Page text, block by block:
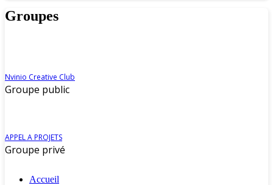
Groupes
Nvinio Creative Club
Groupe public
APPEL A PROJETS
Groupe privé
Accueil